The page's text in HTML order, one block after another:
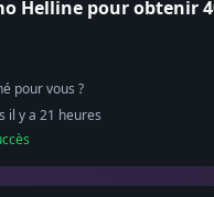
Helline pour obtenir
pour vous ?
il y a 21 heures